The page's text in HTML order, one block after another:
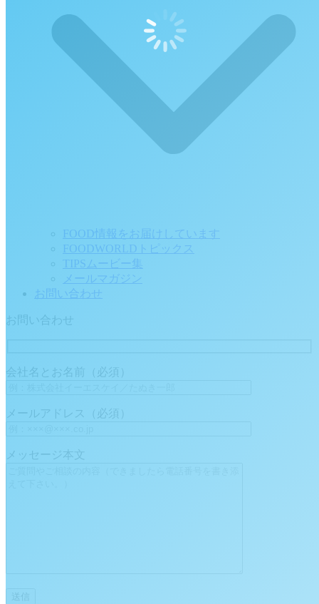
FOOD情報をお届けしています
FOODWORLDトピックス
TIPSムービー集
メールマガジン
お問い合わせ
お問い合わせ
会社名とお名前（必須）
メールアドレス（必須）
メッセージ本文